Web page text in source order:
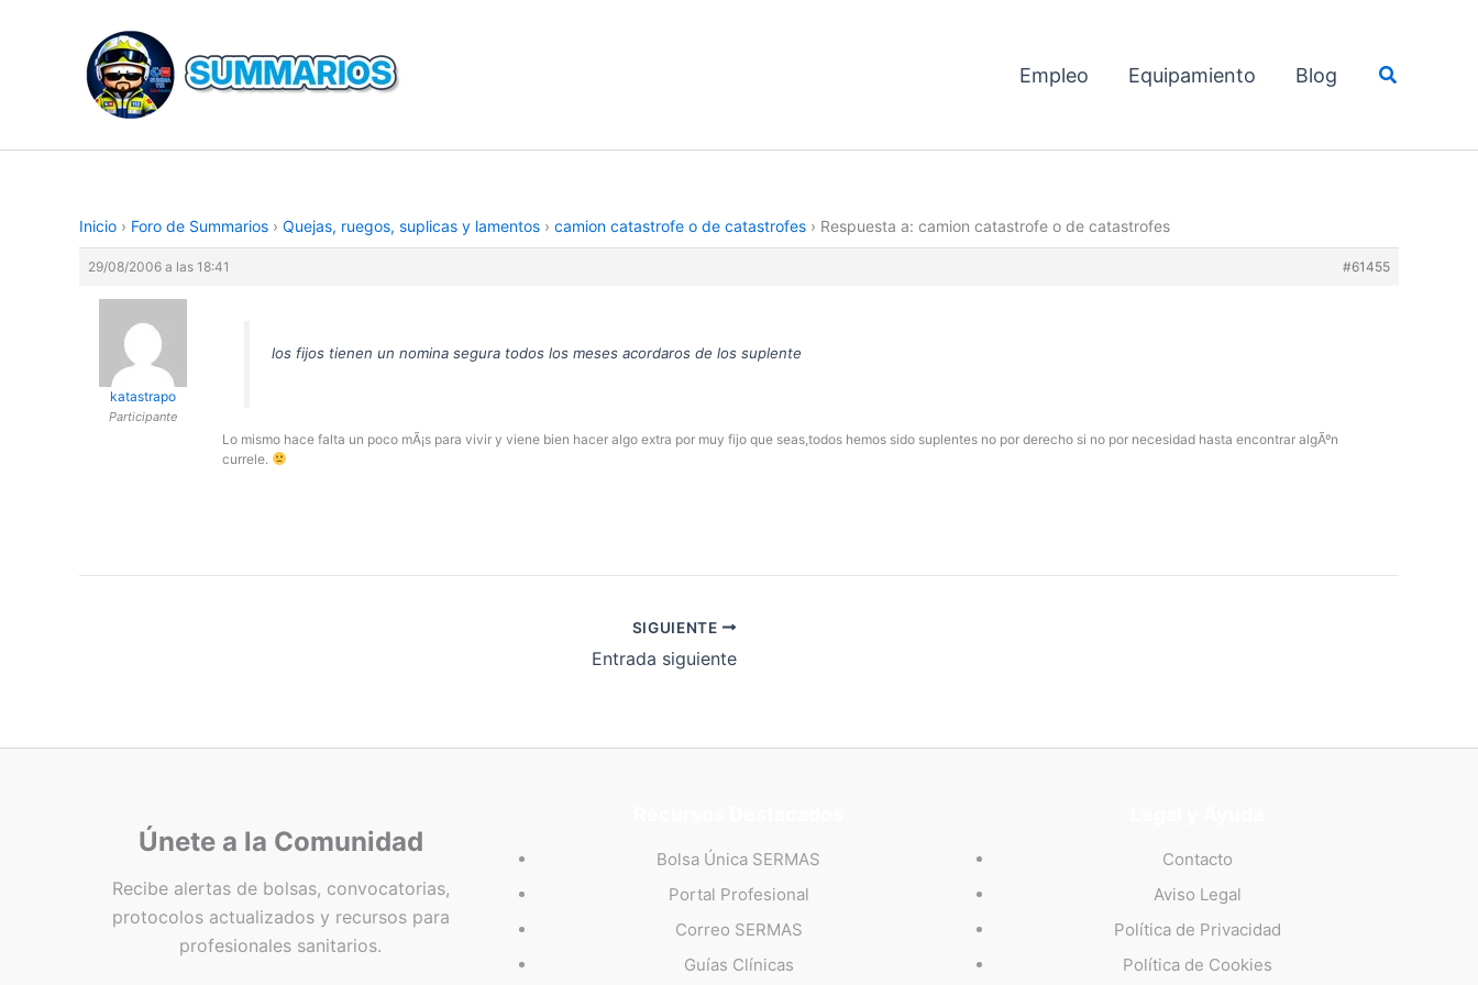
contenido
Empleo Equipamiento Blog Buscar
Inicio › Foro de Summarios › Quejas, ruegos, suplicas y lamentos › camion catastrofe o de catastrofes › Respuesta a: camion catastrofe o de catastrofes
29/08/2006 a las 18:41 #61455
katastrapo
Participante
los fijos tienen un nomina segura todos los meses acordaros de los suplente
Lo mismo hace falta un poco mÃ¡s para vivir y viene bien hacer algo extra por muy fijo que seas,todos hemos sido suplentes no por derecho si no por necesidad hasta encontrar algÃºn
currele.
SIGUIENTE
Entrada siguiente
Únete a la Comunidad
Recibe alertas de bolsas, convocatorias,
protocolos actualizados y recursos para
profesionales sanitarios.
Bolsa Única SERMAS
Portal Profesional
Correo SERMAS
Guías Clínicas
Contacto
Aviso Legal
Política de Privacidad
Política de Cookies